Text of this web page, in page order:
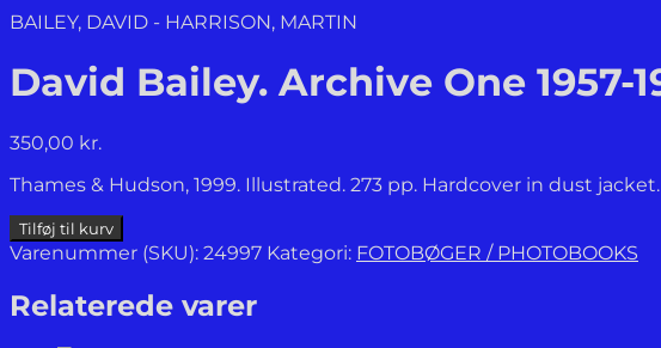
BAILEY, DAVID - HARRISON, MARTIN
David Bailey. Archive One 1957-
350,00 kr.
Thames & Hudson, 1999. Illustrated. 273 pp. Hardcover in dust
David
Bailey.
One
1957-
Tilføj til kurv
Varenummer (SKU): 24997 Kategori: FOTOBØGER / PHOTOBOOKS
Relaterede varer